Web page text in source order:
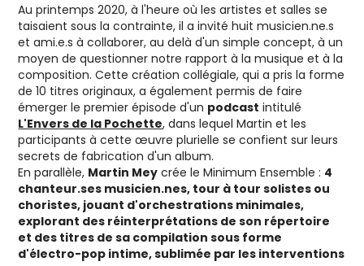
Au printemps 2020, à l'heure où les artistes et salles se
taisaient sous la contrainte, il a invité huit musicien.ne.s
et ami.e.s à collaborer, au delà d'un simple concept, à un
moyen de questionner notre rapport à la musique et à la
composition. Cette création collégiale, qui a pris la forme
de 10 titres originaux, a également permis de faire
émerger le premier épisode d'un podcast intitulé
L'Envers de la Pochette, dans lequel Martin et les
participants à cette œuvre plurielle se confient sur leurs
secrets de fabrication d'un album.
En parallèle, Martin Mey crée le Minimum Ensemble : 4
chanteur.ses musicien.nes, tour à tour solistes ou
choristes, jouant d'orchestrations minimales,
explorant des réinterprétations de son répertoire
et des titres de sa compilation sous forme
d'électro-pop intime, sublimée par les interventions